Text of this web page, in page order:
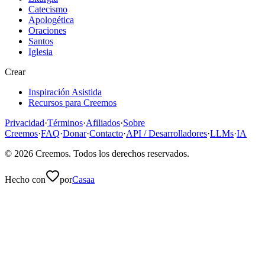
Catecismo
Apologética
Oraciones
Santos
Iglesia
Crear
Inspiración Asistida
Recursos para Creemos
Privacidad·Términos·Afiliados·Sobre
Creemos·FAQ·Donar·Contacto·API / Desarrolladores·LLMs·IA
© 2026 Creemos. Todos los derechos reservados.
Hecho con porCasaa